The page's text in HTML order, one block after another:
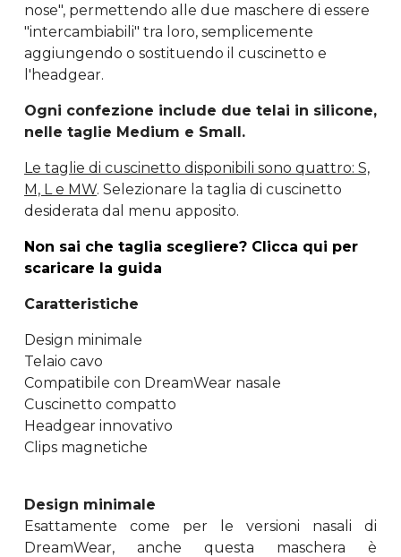
nose", permettendo alle due maschere di essere
"intercambiabili" tra loro, semplicemente
aggiungendo o sostituendo il cuscinetto e
l'headgear.
Ogni confezione include due telai in silicone,
nelle taglie Medium e Small.
Le taglie di cuscinetto disponibili sono quattro: S,
M, L e MW. Selezionare la taglia di cuscinetto
desiderata dal menu apposito.
Non sai che taglia scegliere? Clicca qui per
scaricare la guida
Caratteristiche
Design minimale
Telaio cavo
Compatibile con DreamWear nasale
Cuscinetto compatto
Headgear innovativo
Clips magnetiche
Design minimale
Esattamente come per le versioni nasali di
DreamWear, anche questa maschera è